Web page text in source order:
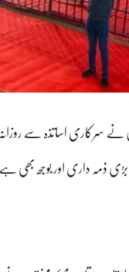
سرکاری اساتذہ سے
ذمہ داری اور بوجھ بھی